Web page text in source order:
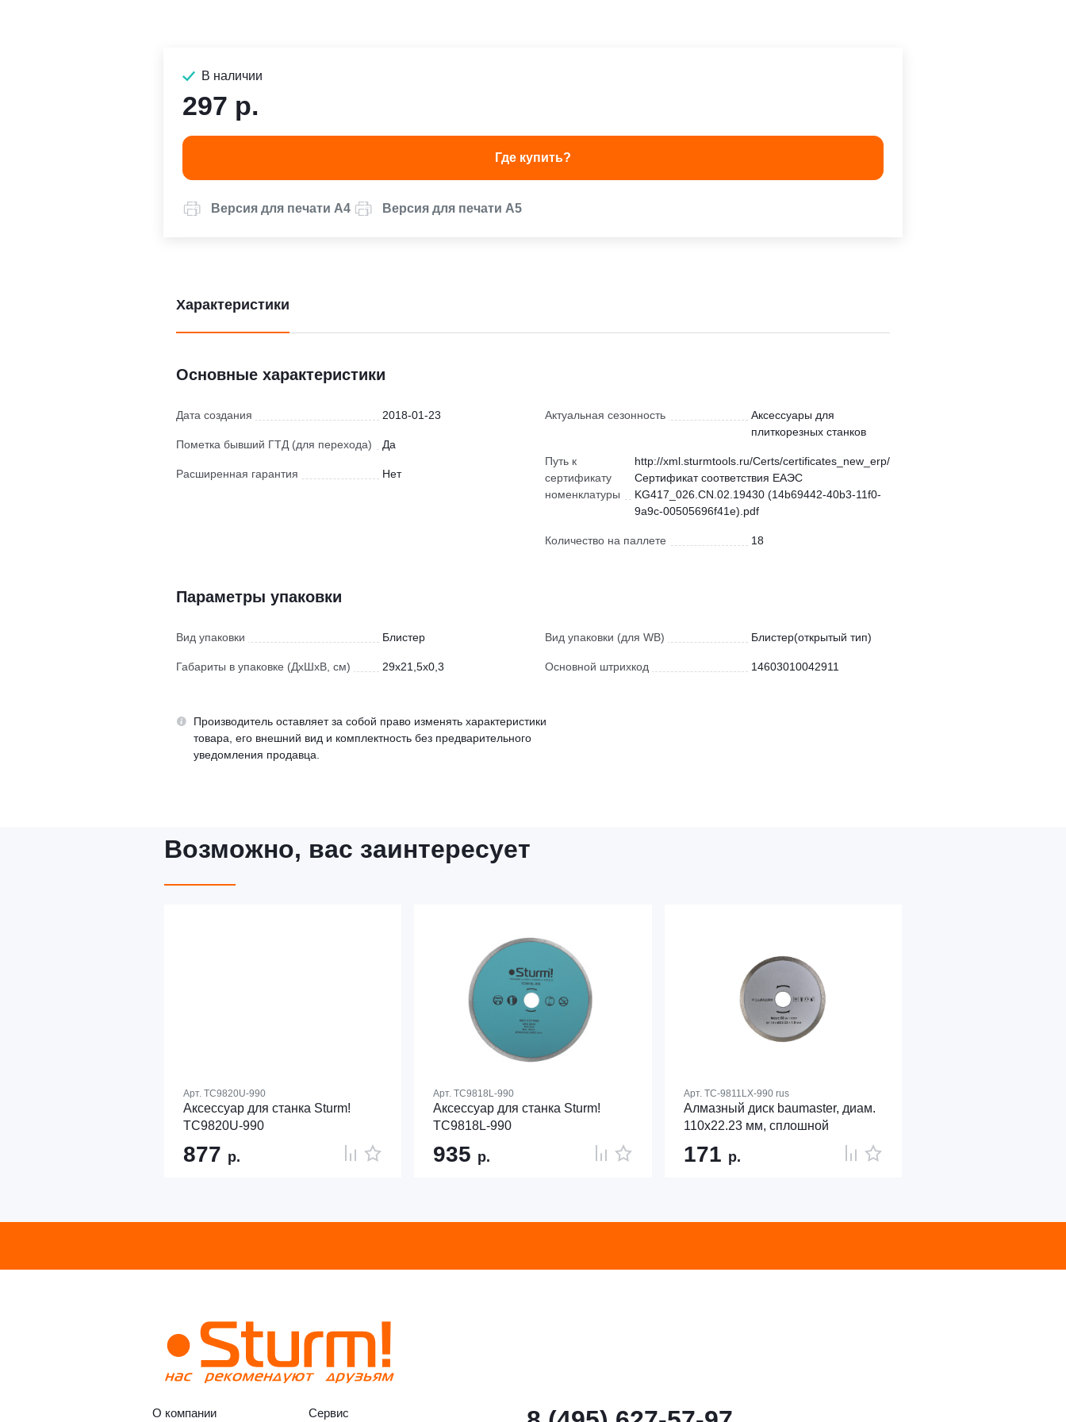
В наличии
297 р.
Где купить?
Версия для печати А4 Версия для печати А5
Характеристики
Основные характеристики
Дата создания 2018-01-23
Пометка бывший ГТД (для перехода) Да
Расширенная гарантия Нет
Актуальная сезонность
Аксессуары для
плиткорезных станков
Путь к
сертификату
номенклатуры
http://xml.sturmtools.ru/Certs/certificates_new_erp/
Сертификат соответствия ЕАЭС
KG417_026.CN.02.19430 (14b69442-40b3-11f0-
9a9c-00505696f41e).pdf
Количество на паллете 18
Параметры упаковки
Вид упаковки Блистер
Габариты в упаковке (ДхШхВ, см) 29x21,5x0,3
Вид упаковки (для WB) Блистер(открытый тип)
Основной штрихкод 14603010042911
Производитель оставляет за собой право изменять характеристики
товара, его внешний вид и комплектность без предварительного
уведомления продавца.
Возможно, вас заинтересует
Арт. TC9820U-990
Аксессуар для станка Sturm!
TC9820U-990
877 р.
Арт.TC9818L-990
Аксессуар для станка Sturm!
TC9818L-990
935 р.
Арт. TC-9811LX-990 rus
Алмазный диск baumaster, диам.
110x22.23 мм, сплошной
171 р.
О компании Сервис